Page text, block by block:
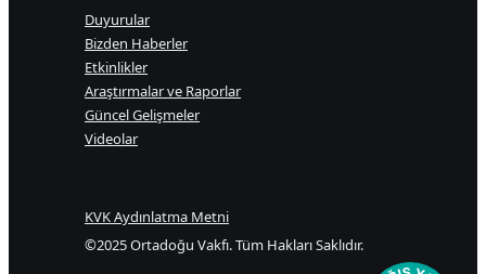
Duyurular
Bizden Haberler
Etkinlikler
Araştırmalar ve Raporlar
Güncel Gelişmeler
Videolar
KVK Aydınlatma Metni
©2025 Ortadoğu Vakfı. Tüm Hakları Saklıdır.